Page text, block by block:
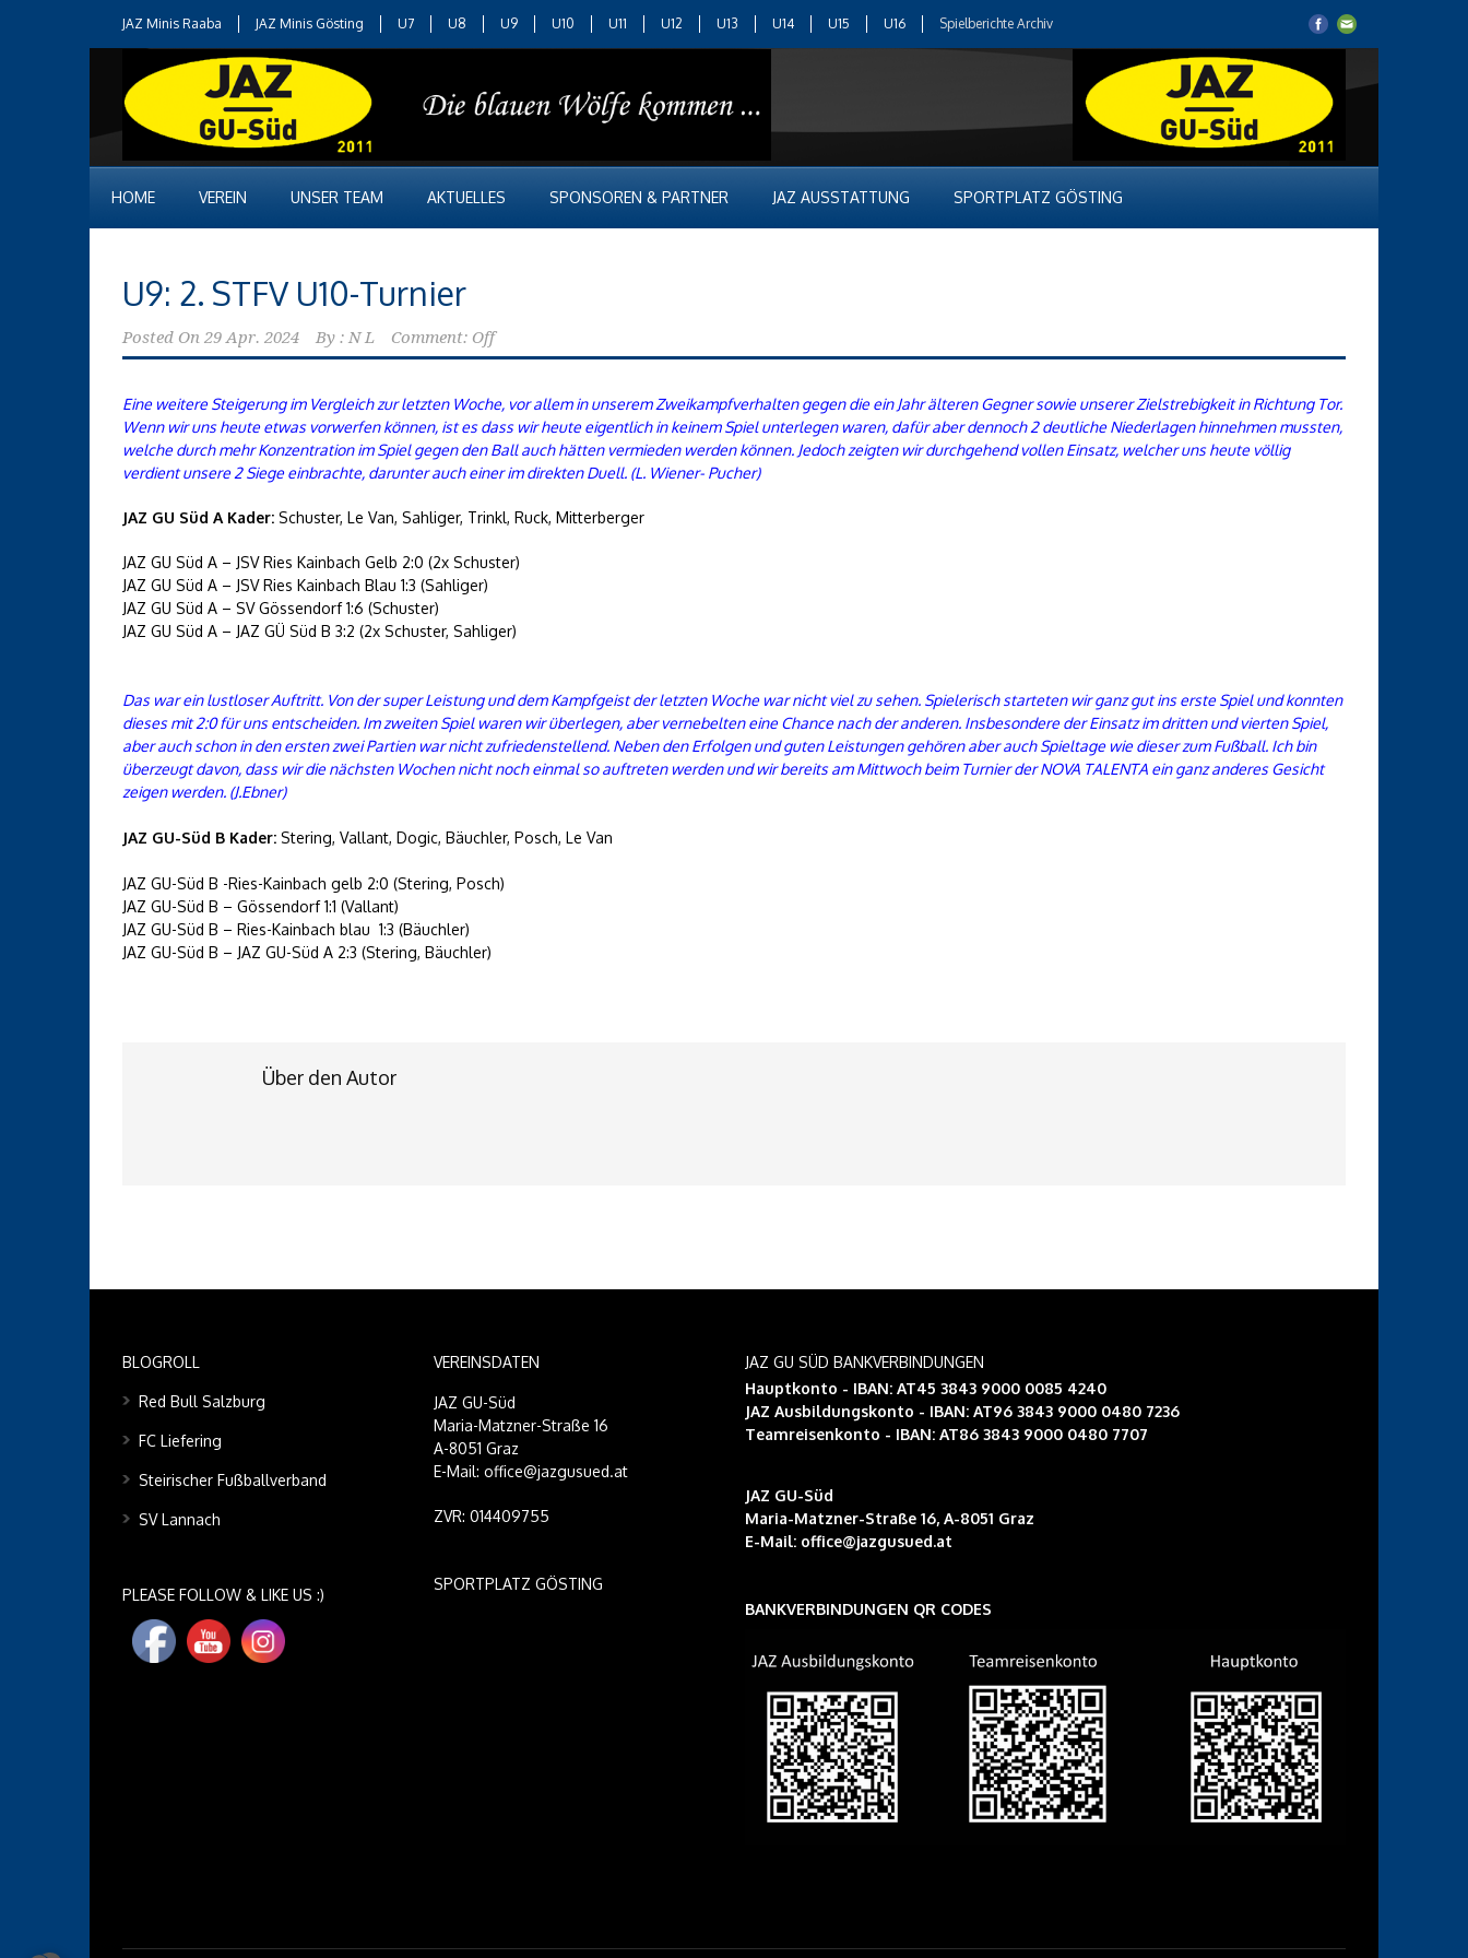
JAZ Minis Raaba JAZ Minis Gösting U7 U8 U9 U10 U11 U12 U13 U14 U15 U16 Spielberichte Archiv
HOME VEREIN UNSER TEAM AKTUELLES SPONSOREN & PARTNER JAZ AUSSTATTUNG SPORTPLATZ GÖSTING
U9: 2. STFV U10-Turnier
Posted On 29 Apr. 2024 By : N L Comment: Off
Eine weitere Steigerung im Vergleich zur letzten Woche, vor allem in unserem Zweikampfverhalten gegen die ein Jahr älteren Gegner sowie unserer Zielstrebigkeit in Richtung Tor.
Wenn wir uns heute etwas vorwerfen können, ist es dass wir heute eigentlich in keinem Spiel unterlegen waren, dafür aber dennoch 2 deutliche Niederlagen hinnehmen mussten,
welche durch mehr Konzentration im Spiel gegen den Ball auch hätten vermieden werden können. Jedoch zeigten wir durchgehend vollen Einsatz, welcher uns heute völlig
verdient unsere 2 Siege einbrachte, darunter auch einer im direkten Duell. (L. Wiener- Pucher)
JAZ GU Süd A Kader: Schuster, Le Van, Sahliger, Trinkl, Ruck, Mitterberger
JAZ GU Süd A – JSV Ries Kainbach Gelb 2:0 (2x Schuster)
JAZ GU Süd A – JSV Ries Kainbach Blau 1:3 (Sahliger)
JAZ GU Süd A – SV Gössendorf 1:6 (Schuster)
JAZ GU Süd A – JAZ GÜ Süd B 3:2 (2x Schuster, Sahliger)
Das war ein lustloser Auftritt. Von der super Leistung und dem Kampfgeist der letzten Woche war nicht viel zu sehen. Spielerisch starteten wir ganz gut ins erste Spiel und konnten
dieses mit 2:0 für uns entscheiden. Im zweiten Spiel waren wir überlegen, aber vernebelten eine Chance nach der anderen. Insbesondere der Einsatz im dritten und vierten Spiel,
aber auch schon in den ersten zwei Partien war nicht zufriedenstellend. Neben den Erfolgen und guten Leistungen gehören aber auch Spieltage wie dieser zum Fußball. Ich bin
überzeugt davon, dass wir die nächsten Wochen nicht noch einmal so auftreten werden und wir bereits am Mittwoch beim Turnier der NOVA TALENTA ein ganz anderes Gesicht
zeigen werden. (J.Ebner)
JAZ GU-Süd B Kader: Stering, Vallant, Dogic, Bäuchler, Posch, Le Van
JAZ GU-Süd B -Ries-Kainbach gelb 2:0 (Stering, Posch)
JAZ GU-Süd B – Gössendorf 1:1 (Vallant)
JAZ GU-Süd B – Ries-Kainbach blau 1:3 (Bäuchler)
JAZ GU-Süd B – JAZ GU-Süd A 2:3 (Stering, Bäuchler)
Über den Autor
BLOGROLL
Red Bull Salzburg
FC Liefering
Steirischer Fußballverband
SV Lannach
PLEASE FOLLOW & LIKE US :)
VEREINSDATEN
JAZ GU-Süd
Maria-Matzner-Straße 16
A-8051 Graz
E-Mail: office@jazgusued.at
ZVR: 014409755
SPORTPLATZ GÖSTING
JAZ GU SÜD BANKVERBINDUNGEN
Hauptkonto - IBAN: AT45 3843 9000 0085 4240
JAZ Ausbildungskonto - IBAN: AT96 3843 9000 0480 7236
Teamreisenkonto - IBAN: AT86 3843 9000 0480 7707
JAZ GU-Süd
Maria-Matzner-Straße 16, A-8051 Graz
E-Mail: office@jazgusued.at
BANKVERBINDUNGEN QR CODES